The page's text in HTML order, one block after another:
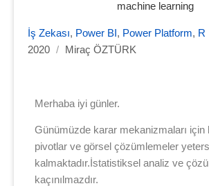
İş Zekası, Power BI , Power Platform, R
2020 / Miraç ÖZTÜRK
Merhaba iyi günler.
Günümüzde karar mekanizmaları için
pivotlar ve görsel çözümlemeler
kalmaktadır.İstatistiksel analiz ve
kaçınılmazdır.